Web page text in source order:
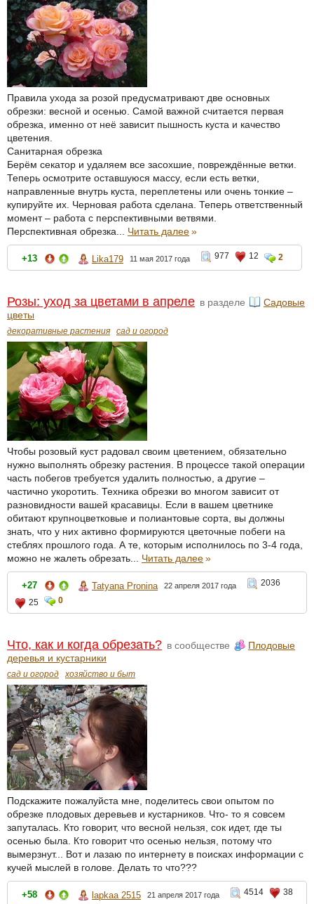
Правила ухода за розой предусматривают две основных
обрезки: весной и осенью. Самой важной считается первая
обрезка, именно от неё зависит пышность куста и качество
цветения.
Санитарная обрезка
Берём секатор и удаляем все засохшие, повреждённые ветки.
Теперь осмотрите оставшуюся массу, если есть ветки,
направленные внутрь куста, переплетены или очень тонкие –
купируйте их. Черновая работа сделана. Теперь ответственный
момент – работа с перспективными ветвями.
Перспективная обрезка... Читать далее»
+13 Lika179 11 мая 2017 года 977 12 2
Розы: уход за цветами в апреле в разделе
Садовые
цветы
декоративные растения сад и огород
Чтобы розовый куст радовал своим цветением, обязательно
нужно выполнять обрезку растения. В процессе такой операции
часть побегов требуется удалить полностью, а другие –
частично укоротить. Техника обрезки во многом зависит от
разновидности вашей красавицы. Если в вашем цветнике
обитают крупноцветковые и полиантовые сорта, вы должны
знать, что у них активно формируются цветочные побеги на
стеблях прошлого года. А те, которым исполнилось по 3-4 года,
можно не жалеть обрезать... Читать далее»
+27 Tatyana Pronina 22 апреля 2017 года
2036
25
0
Что, как и когда обрезать? в сообществе
Плодовые
деревья и кустарники
сад и огород хозяйство и быт
Подскажите пожалуйста мне, поделитесь свои опытом по
обрезке плодовых деревьев и кустарников. Что- то я совсем
запуталась. Кто говорит, что весной нельзя, сок идет, где ты
осенью была. Кто говорит что осенью нельзя, потому что
вымерзнут... Вот и лазаю по интернету в поисках информации с
кучей мыслей в голове. Делать то что???
+58 lapkaa 2515 21 апреля 2017 года 4514
38